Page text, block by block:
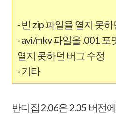
- 빈 zip 파일을 열지 못
- avi/mkv 파일을 .001
열지 못하던 버그 수정
- 기타
반디집 2.06은 2.05 버전